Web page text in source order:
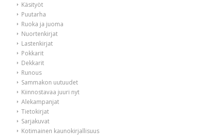
Käsityöt
Puutarha
Ruoka ja juoma
Nuortenkirjat
Lastenkirjat
Pokkarit
Dekkarit
Runous
Sammakon uutuudet
Kiinnostavaa juuri nyt
Alekampanjat
Tietokirjat
Sarjakuvat
Kotimainen kaunokirjallisuus